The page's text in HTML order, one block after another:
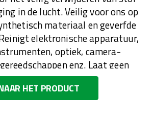
in de lucht. Veilig voor ons op
materiaal en geverfde
elektronische apparatuur,
optiek, camera-
enz. Laat geen
en is niet ontvlambaar.
HET PRODUCT